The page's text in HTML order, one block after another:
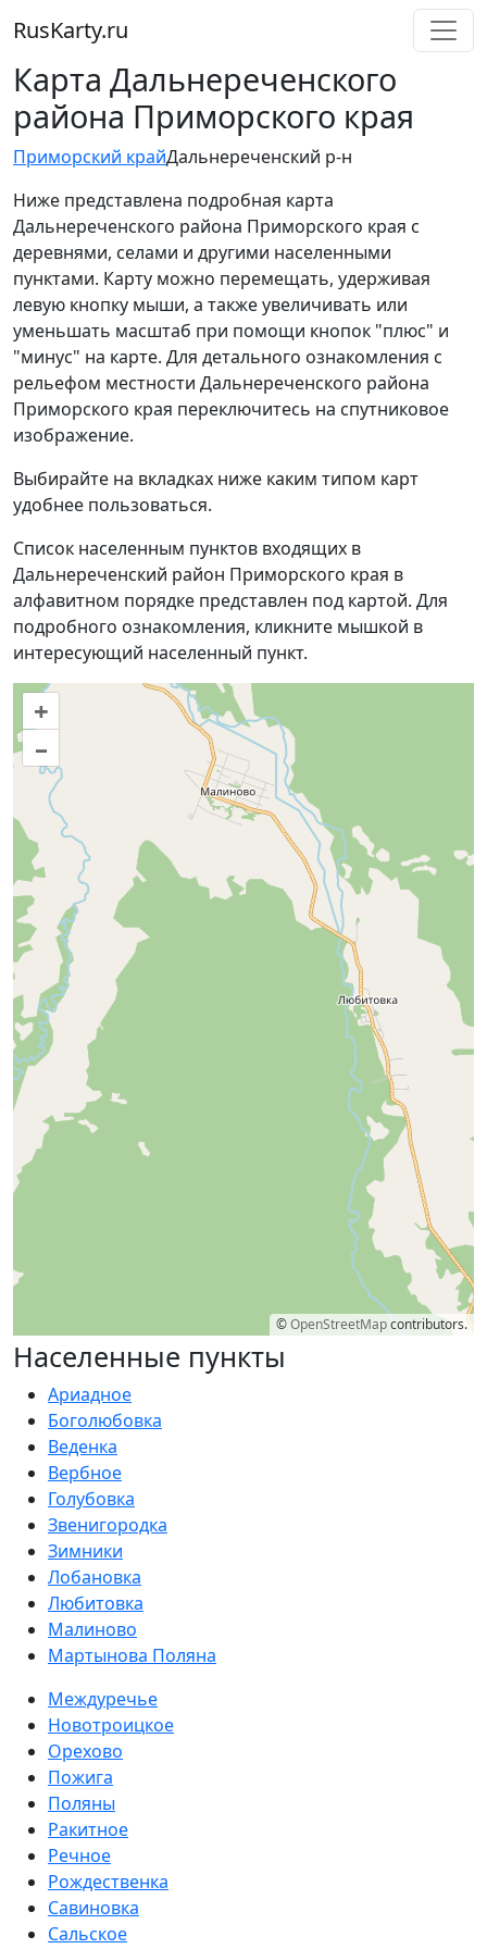
RusKarty.ru
Карта Дальнереченского
района Приморского края
Приморский крайДальнереченский р-н
Ниже представлена подробная карта
Дальнереченского района Приморского края с
деревнями, селами и другими населенными
пунктами. Карту можно перемещать, удерживая
левую кнопку мыши, а также увеличивать или
уменьшать масштаб при помощи кнопок "плюс" и
"минус" на карте. Для детального ознакомления с
рельефом местности Дальнереченского района
Приморского края переключитесь на спутниковое
изображение.
Выбирайте на вкладках ниже каким типом карт
удобнее пользоваться.
Список населенным пунктов входящих в
Дальнереченский район Приморского края в
алфавитном порядке представлен под картой. Для
подробного ознакомления, кликните мышкой в
интересующий населенный пункт.
+
–
©OpenStreetMapcontributors.
Населенные пункты
Ариадное
Боголюбовка
Веденка
Вербное
Голубовка
Звенигородка
Зимники
Лобановка
Любитовка
Малиново
Мартынова Поляна
Междуречье
Новотроицкое
Орехово
Пожига
Поляны
Ракитное
Речное
Рождественка
Савиновка
Сальское